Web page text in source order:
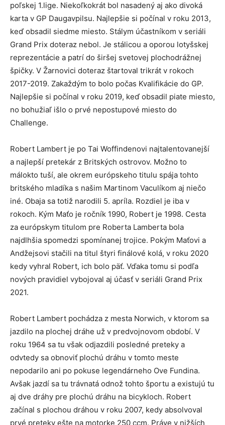
poľskej 1.lige. Niekoľkokrát bol nasadený aj ako divoká
karta v GP Daugavpilsu. Najlepšie si počínal v roku 2013,
keď obsadil siedme miesto. Stálym účastníkom v seriáli
Grand Prix doteraz nebol. Je stálicou a oporou lotyšskej
reprezentácie a patrí do širšej svetovej plochodrážnej
špičky. V Žarnovici doteraz štartoval trikrát v rokoch
2017-2019. Zakaždým to bolo počas Kvalifikácie do GP.
Najlepšie si počínal v roku 2019, keď obsadil piate miesto,
no bohužiaľ išlo o prvé nepostupové miesto do
Challenge.
Robert Lambert je po Tai Woffindenovi najtalentovanejší
a najlepší pretekár z Britských ostrovov. Možno to
málokto tuší, ale okrem európskeho titulu spája tohto
britského mladíka s našim Martinom Vaculíkom aj niečo
iné. Obaja sa totiž narodili 5. apríla. Rozdiel je iba v
rokoch. Kým Maťo je ročník 1990, Robert je 1998. Cesta
za európskym titulom pre Roberta Lamberta bola
najdlhšia spomedzi spomínanej trojice. Pokým Maťovi a
Andžejsovi stačili na titul štyri finálové kolá, v roku 2020
kedy vyhral Robert, ich bolo päť. Vďaka tomu si podľa
nových pravidiel vybojoval aj účasť v seriáli Grand Prix
2021.
Robert Lambert pochádza z mesta Norwich, v ktorom sa
jazdilo na plochej dráhe už v predvojnovom období. V
roku 1964 sa tu však odjazdili posledné preteky a
odvtedy sa obnoviť plochú dráhu v tomto meste
nepodarilo ani po pokuse legendárneho Ove Fundina.
Avšak jazdí sa tu trávnatá odnož tohto športu a existujú tu
aj dve dráhy pre plochú dráhu na bicykloch. Robert
začínal s plochou dráhou v roku 2007, kedy absolvoval
prvé preteky ešte na motorke 250 ccm. Práve v nižších